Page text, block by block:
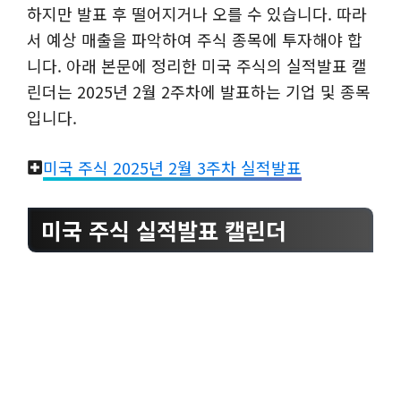
하지만 발표 후 떨어지거나 오를 수 있습니다. 따라
서 예상 매출을 파악하여 주식 종목에 투자해야 합
니다. 아래 본문에 정리한 미국 주식의 실적발표 캘
린더는 2025년 2월 2주차에 발표하는 기업 및 종목
입니다.
미국 주식 2025년 2월 3주차 실적발표
미국 주식 실적발표 캘린더